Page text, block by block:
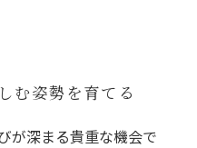
む姿勢を育てる
が深まる貴重な機会で